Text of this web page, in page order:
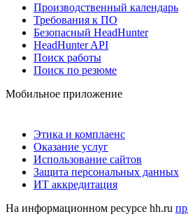
Производственный календарь
Требования к ПО
Безопасный HeadHunter
HeadHunter API
Поиск работы
Поиск по резюме
Мобильное приложение
Этика и комплаенс
Оказание услуг
Использование сайтов
Защита персональных данных
ИТ аккредитация
На информационном ресурсе hh.ru